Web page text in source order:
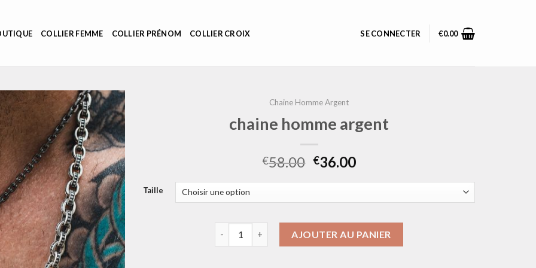
COLLIER FEMME COLLIER PRÉNOM COLLIER CROIX SE CONNECTER €0.00
Chaine Homme Argent
chaine homme argent
€58.00 €36.00
Taille
AJOUTER AU PANIER